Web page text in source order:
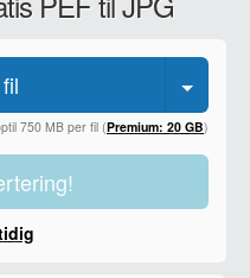
750 MB per fil (Premium: 20 GB)